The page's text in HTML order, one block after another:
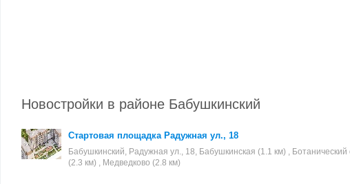
Новостройки в районе Бабушкинский
Стартовая площадка Радужная ул., 18
Бабушкинский, Радужная ул., 18, Бабушкинская (1.1 км) , Ботанический
(2.3 км) , Медведково (2.8 км)